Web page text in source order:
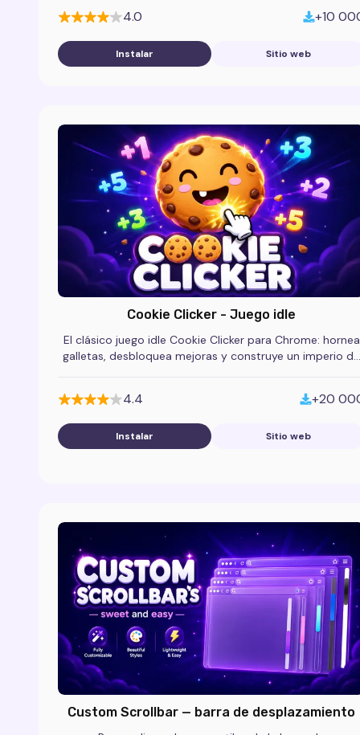
4.0 +10
Instalar Sitio web
Cookie Clicker - Juego idle
El clásico juego idle Cookie Clicker para Chrome: hornea
galletas, desbloquea mejoras y construye un imperio de
4.4 +20
Instalar Sitio web
Custom Scrollbar — barra de desplazamiento